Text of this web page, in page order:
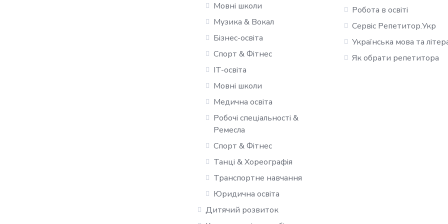
Мовні школи
Музика & Вокал
Бізнес-освіта
Спорт & Фітнес
IT-освіта
Мовні школи
Медична освіта
Робочі спеціальності &
Ремесла
Спорт & Фітнес
Танці & Хореографія
Транспортне навчання
Юридична освіта
Дитячий розвиток
Робота в освіті
Сервіс Репетитор.Укр
Українська мова та
Як обрати репетитора